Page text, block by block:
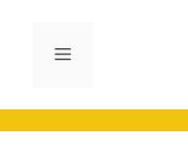
فهرست